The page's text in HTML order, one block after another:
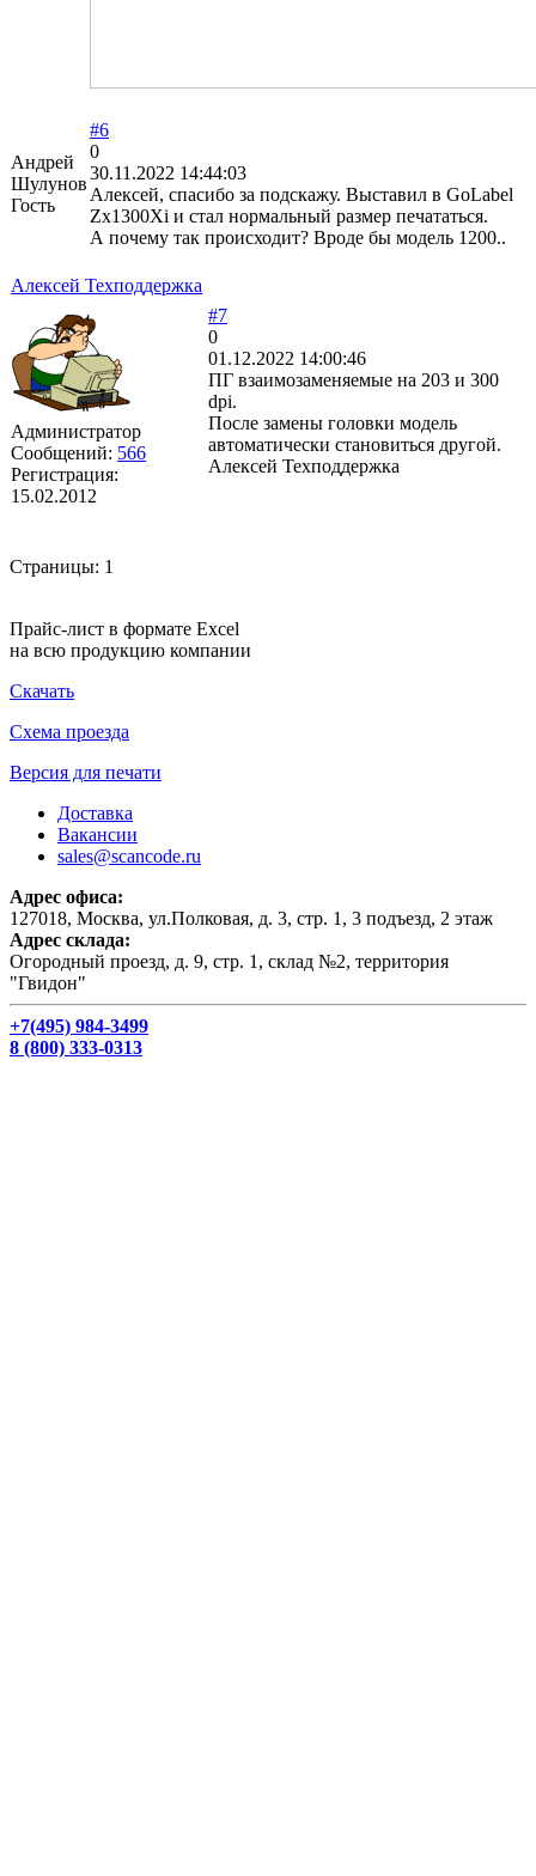
Андрей
Шулунов
Гость
#6
0
30.11.2022 14:44:03
Алексей, спасибо за подскажу. Выставил в GoLabel
Zx1300Xi и стал нормальный размер печататься.
А почему так происходит? Вроде бы модель 1200..
Алексей Техподдержка
Администратор
Сообщений: 566
Регистрация:
15.02.2012
#7
0
01.12.2022 14:00:46
ПГ взаимозаменяемые на 203 и 300
dpi.
После замены головки модель
автоматически становиться другой.
Алексей Техподдержка
Страницы: 1
Прайс-лист в формате Excel
на всю продукцию компании
Скачать
Схема проезда
Версия для печати
Доставка
Вакансии
sales@scancode.ru
Адрес офиса:
127018, Москва, ул.Полковая, д. 3, стр. 1, 3 подъезд, 2 этаж
Адрес склада:
Огородный проезд, д. 9, стр. 1, склад №2, территория
"Гвидон"
+7(495) 984-3499
8 (800) 333-0313